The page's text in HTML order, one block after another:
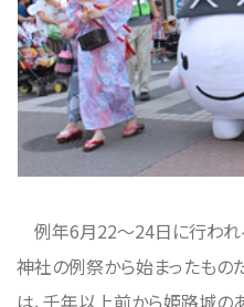
例年6月22～24日に行われ
神社の例祭から始まったもの
は、千年以上前から姫路城の